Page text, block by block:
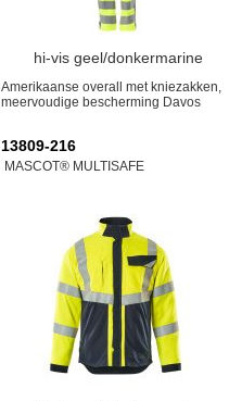
hi-vis geel/donkermarine
Amerikaanse overall met kniezakken,
meervoudige bescherming Davos
13809-216
MASCOT® MULTISAFE